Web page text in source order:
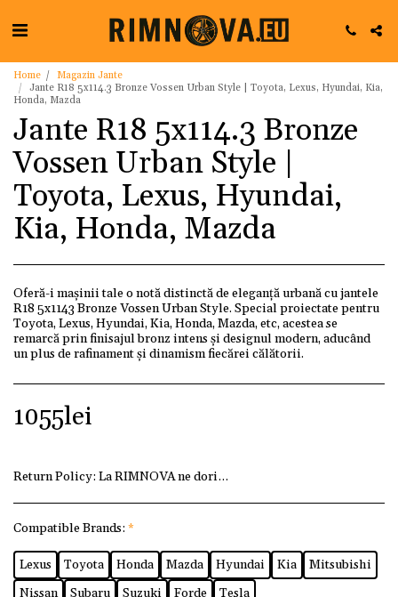
Home
Magazin Jante
Jante R18 5x114.3 Bronze Vossen Urban Style | Toyota, Lexus, Hyundai, Kia,
Honda, Mazda
Jante R18 5x114.3 Bronze
Vossen Urban Style |
Toyota, Lexus, Hyundai,
Kia, Honda, Mazda
Oferă-i mașinii tale o notă distinctă de eleganță urbană cu jantele
R18 5x1143 Bronze Vossen Urban Style. Special proiectate pentru
Toyota, Lexus, Hyundai, Kia, Honda, Mazda, etc, acestea se
remarcă prin finisajul bronz intens și designul modern, aducând
un plus de rafinament și dinamism fiecărei călătorii.
1055lei
Return Policy: La RIMNOVA ne dorim ca fiecare client
Compatible Brands: *
Lexus Toyota Honda Mazda Hyundai Kia
Mitsubishi
Nissan
Subaru Suzuki Forde
Tesla